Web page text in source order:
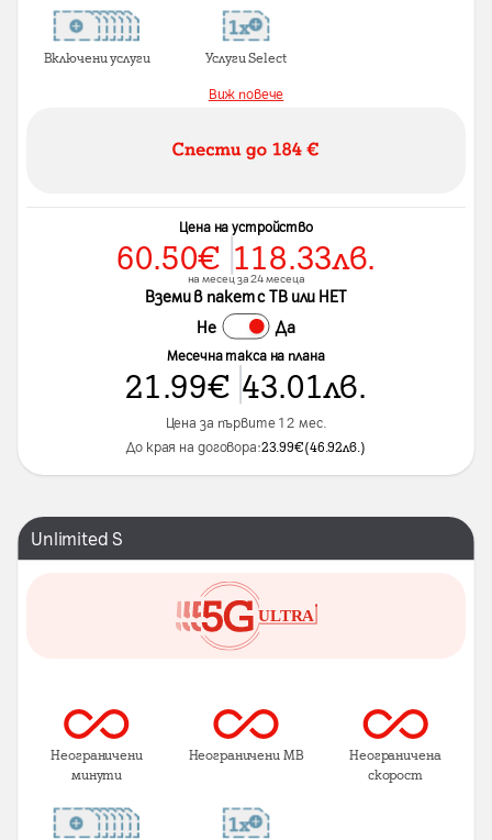
Включени услуги Услуги Select
Виж повече
Цена на устройство
60.50€ 118.33лв.
на месец за 24 месеца
Вземи в пакет с ТВ или НЕТ
Не Да
Месечна такса на плана
21.99€ 43.01лв.
Цена за първите 12 мес.
До края на договора:23.99€(46.92лв. )
Unlimited S
Неограничени
минути
Неограничени MB Неограничена
скорост